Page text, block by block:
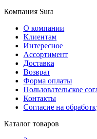
Компания Sura
О компании
Клиентам
Интересное
Ассортимент
Доставка
Возврат
Форма оплаты
Пользовательское
Контакты
Согласие на
Каталог товаров